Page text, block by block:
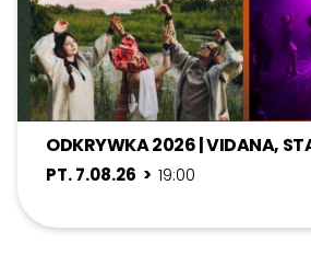
ODKRYWKA 2026 | VIDANA,
PT. 7.08.26 > 19:00